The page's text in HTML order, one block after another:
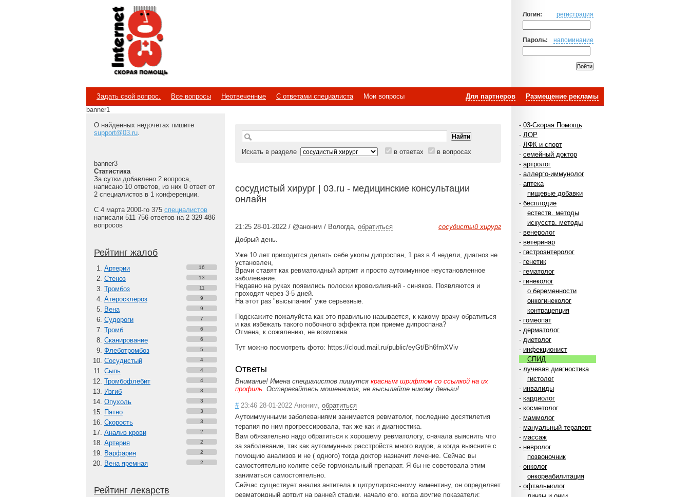
Логин: регистрация
Пароль: напоминание
Internet
Скорая помощь
Размещение рекламы
Для партнеров
Задать свой вопрос. Все вопросы Неотвеченные С ответами специалиста
Мои вопросы
banner1
- 03-Скорая Помощь
- ЛОР
- ЛФК и спорт
- семейный доктор
- артролог
- аллерго-иммунолог
- аптека
пищевые добавки
- бесплодие
естеств. методы
искусств. методы
- венеролог
- ветеринар
- гастроэнтеролог
- генетик
- гематолог
- гинеколог
о беременности
онкогинеколог
контрацепция
- гомеопат
- дерматолог
- диетолог
- инфекционист
СПИД
- лучевая диагностика
гистолог
- инвалиды
- кардиолог
- косметолог
- маммолог
- мануальный терапевт
- массаж
- невролог
позвоночник
- онколог
онкореабилитация
- офтальмолог
О найденных недочетах пишите
support@03.ru.
banner3
Статистика
За сутки добавлено 2 вопроса,
написано 10 ответов, из них 0 ответ от
2 специалистов в 1 конференции.
С 4 марта 2000-го 375 специалистов
написали 511 756 ответов на 2 329 486
вопросов
Рейтинг жалоб
Артерии 16
Стеноз 13
Тромбоз 11
Атеросклероз 9
Вена 9
Судороги 7
Тромб 6
Сканирование 6
Флеботромбоз 5
Сосудистый 4
Сыпь 4
Тромбофлебит 4
Изгиб 3
Опухоль 3
Пятно 3
Скорость 3
Анализ крови 2
Артерия 2
Варфарин 2
Вена яремная 2
Рейтинг лекарств
Искать в разделе в ответах в вопросах
сосудистый хирург | 03.ru - медицинские консультации
онлайн
сосудистый хирург
21:25 28-01-2022 / @аноним / Вологда, обратиться
Добрый день.
Уже 10 лет приходится делать себе уколы дипроспан, 1 раз в 4 недели, диагноз не
установлен,
Врачи ставят как ревматоидный артрит и просто аутоимунное неустановленное
заболевание.
Недавно на руках появились полоски кровоизлияний - синяков. Появляются и
проходят через 3-5 дней.
На этот раз "высыпания" уже серьезные.
Подскажите пожалуйста как это правильно называется, к какому врачу обратиться
и как избежать такого побочного эффекта при приеме дипроспана?
Отмена, к сожалению, не возможна.
Тут можно посмотреть фото: https://cloud.mail.ru/public/eyGt/Bh6fmXViv
Ответы
Внимание! Имена специалистов пишутся красным шрифтом со ссылкой на их
профиль. Остерегайтесь мошенников, не высылайте никому деньги!
#23:46 28-01-2022 Аноним, обратиться
Аутоиммунными заболеваниями занимается ревматолог, последние десятилетия
терапия по ним прогрессировала, так же как и диагностика.
Вам обязательно надо обратиться к хорошему ревматологу, сначала выяснить что
за заболевание, так как аутоимунных расстройств много видов, а когда выясните с
помощию анализов и не ( одного) тогда доктор назначит лечение. Сейчас вы
самостоятельно колите себе гормональный препарат. Я бы не советовала этим
заниматься самостоятельно.
Сейчас существует анализ антитела к цитрулировснному виментину, он определяет
ревматоидный артрит на ранней стадии, начало его, когда другие показатели: